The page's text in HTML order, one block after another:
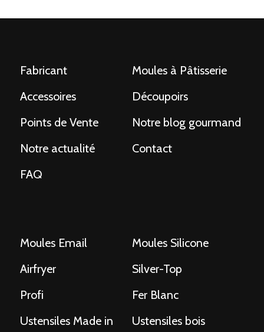
Fabricant
Moules à Pâtisserie
Accessoires
Découpoirs
Points de Vente
Notre blog gourmand
Notre actualité
Contact
FAQ
Moules Email
Moules Silicone
Airfryer
Silver-Top
Profi
Fer Blanc
Ustensiles Made in
Ustensiles bois